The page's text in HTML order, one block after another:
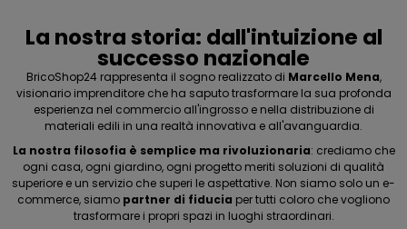
La nostra storia: dall'intuizione al
successo nazionale
BricoShop24 rappresenta il sogno realizzato di Marcello Mena,
visionario imprenditore che ha saputo trasformare la sua profonda
esperienza nel commercio all'ingrosso e nella distribuzione di
materiali edili in una realtà innovativa e all'avanguardia.
La nostra filosofia è semplice ma rivoluzionaria: crediamo che
ogni casa, ogni giardino, ogni progetto meriti soluzioni di qualità
superiore e un servizio che superi le aspettative. Non siamo solo un e-
commerce, siamo partner di fiducia per tutti coloro che vogliono
trasformare i propri spazi in luoghi straordinari.